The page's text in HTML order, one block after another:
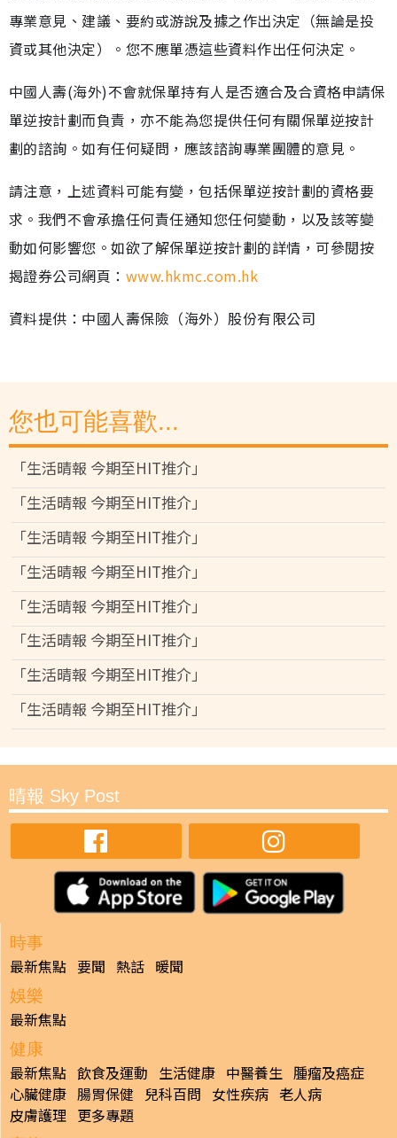
專業意見、建議、要約或游說及據之作出決定（無論是投
資或其他決定）。您不應單憑這些資料作出任何決定。
中國人壽(海外)不會就保單持有人是否適合及合資格申請保
單逆按計劃而負責，亦不能為您提供任何有關保單逆按計
劃的諮詢。如有任何疑問，應該諮詢專業團體的意見。
請注意，上述資料可能有變，包括保單逆按計劃的資格要
求。我們不會承擔任何責任通知您任何變動，以及該等變
動如何影響您。如欲了解保單逆按計劃的詳情，可參閱按
揭證券公司網頁： www.hkmc.com.hk
資料提供：中國人壽保險（海外）股份有限公司
您也可能喜歡...
「生活晴報 今期至HIT推介」
「生活晴報 今期至HIT推介」
「生活晴報 今期至HIT推介」
「生活晴報 今期至HIT推介」
「生活晴報 今期至HIT推介」
「生活晴報 今期至HIT推介」
「生活晴報 今期至HIT推介」
「生活晴報 今期至HIT推介」
晴報 Sky Post
時事
最新焦點 要聞 熱話 暖聞
娛樂
最新焦點
健康
最新焦點 飲食及運動 生活健康 中醫養生 腫瘤及癌症
心臟健康 腸胃保健 兒科百問 女性疾病 老人病
皮膚護理 更多專題